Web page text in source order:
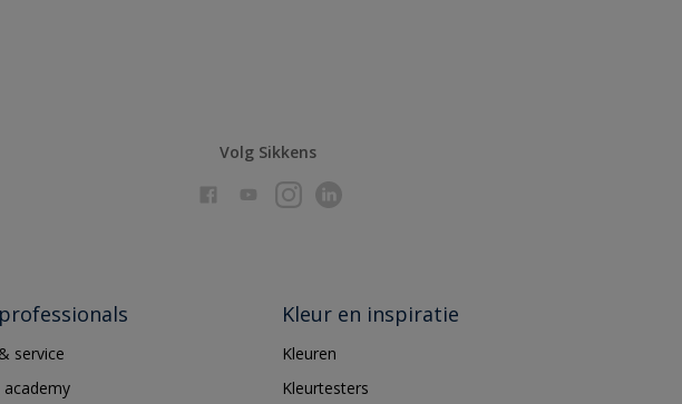
Volg Sikkens
service
academy
Kleur en inspiratie
Kleuren
Kleurtesters